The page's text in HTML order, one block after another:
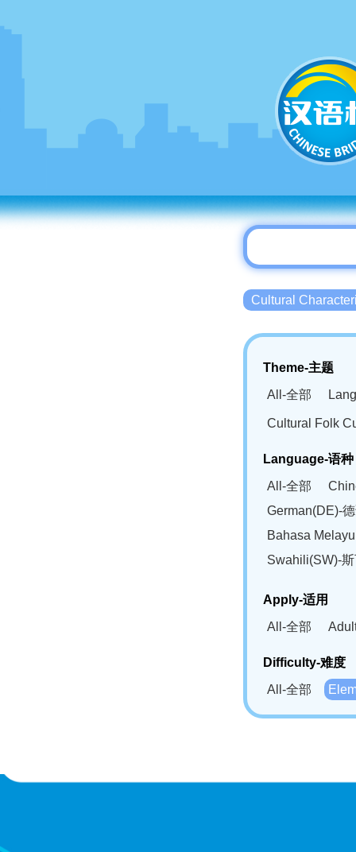
Cultural
Theme-主题
All-全部
Cultural Folk
Language-语种
All-全部
German(DE)-
Bahasa
Swahili(SW)-
Apply-适用
All-全部
Difficulty-难度
All-全部